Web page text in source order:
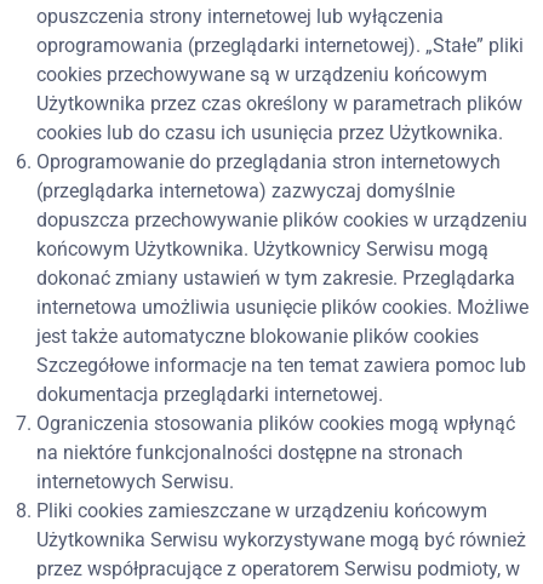
opuszczenia strony internetowej lub wyłączenia
oprogramowania (przeglądarki internetowej). „Stałe” pliki
cookies przechowywane są w urządzeniu końcowym
Użytkownika przez czas określony w parametrach plików
cookies lub do czasu ich usunięcia przez Użytkownika.
Oprogramowanie do przeglądania stron internetowych
(przeglądarka internetowa) zazwyczaj domyślnie
dopuszcza przechowywanie plików cookies w urządzeniu
końcowym Użytkownika. Użytkownicy Serwisu mogą
dokonać zmiany ustawień w tym zakresie. Przeglądarka
internetowa umożliwia usunięcie plików cookies. Możliwe
jest także automatyczne blokowanie plików cookies
Szczegółowe informacje na ten temat zawiera pomoc lub
dokumentacja przeglądarki internetowej.
Ograniczenia stosowania plików cookies mogą wpłynąć
na niektóre funkcjonalności dostępne na stronach
internetowych Serwisu.
Pliki cookies zamieszczane w urządzeniu końcowym
Użytkownika Serwisu wykorzystywane mogą być również
przez współpracujące z operatorem Serwisu podmioty, w